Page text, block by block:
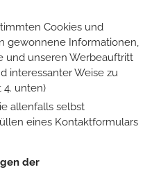
Cookies und
gewonnene Informationen,
und unseren Werbeauftritt
interessanter Weise zu
4. unten)
allenfalls selbst
eines Kontaktformulars
der